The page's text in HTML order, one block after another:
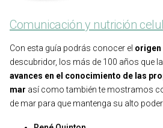
Comunicación y nutrición
Con esta guía podrás conocer el origen
descubridor, los más de 100 años que
avances en el conocimiento de las
mar así como también te mostramos
de mar para que mantenga su alto